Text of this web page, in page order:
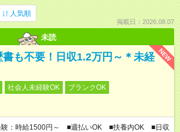
人気順
掲載日：2026.08.07
未読
NEW
も不要！日収1.2万円～＊未経
社会人未経験OK
ブランクOK
験：時給1500円～ ■週払いOK ■扶養内OK ■日収